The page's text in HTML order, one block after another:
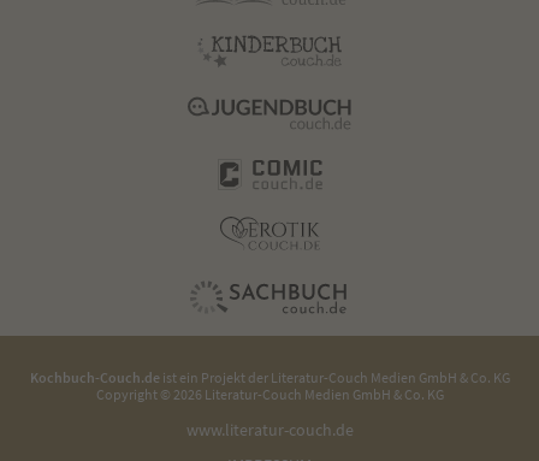
Kochbuch-Couch.deist ein Projekt der Literatur-Couch Medien GmbH & Co. KG
Copyright © 2026 Literatur-Couch Medien GmbH & Co. KG
www.literatur-couch.de